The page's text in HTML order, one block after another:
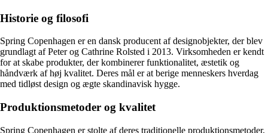
Historie og filosofi
Spring Copenhagen er en dansk producent af designobjekter, der blev
grundlagt af Peter og Cathrine Rolsted i 2013. Virksomheden er kendt
for at skabe produkter, der kombinerer funktionalitet, æstetik og
håndværk af høj kvalitet. Deres mål er at berige menneskers hverdag
med tidløst design og ægte skandinavisk hygge.
Produktionsmetoder og kvalitet
Spring Copenhagen er stolte af deres traditionelle produktionsmetoder,